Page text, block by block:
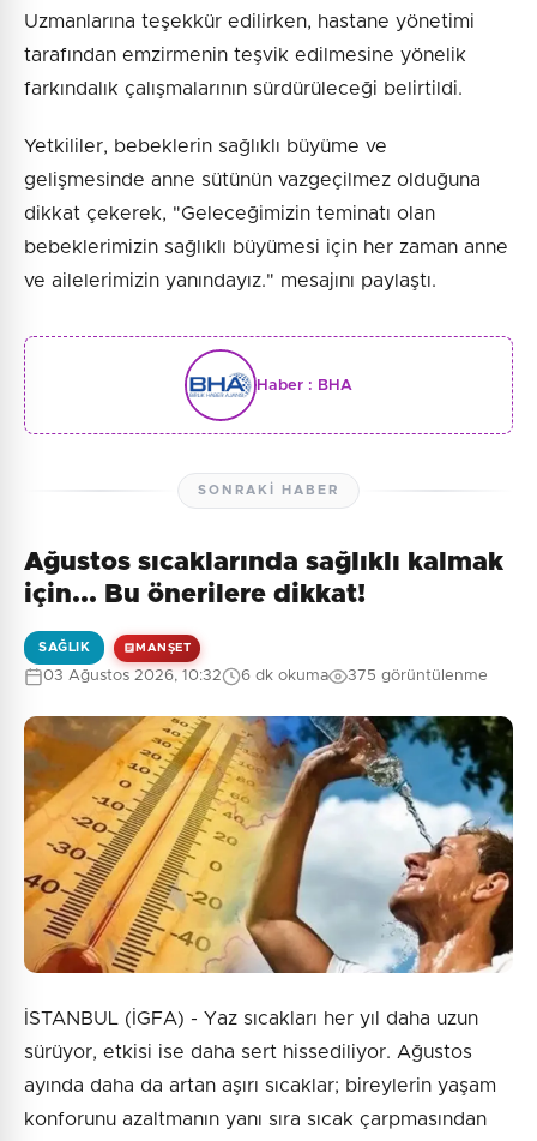
Uzmanlarına teşekkür edilirken, hastane yönetimi
tarafından emzirmenin teşvik edilmesine yönelik
farkındalık çalışmalarının sürdürüleceği belirtildi.
Yetkililer, bebeklerin sağlıklı büyüme ve
gelişmesinde anne sütünün vazgeçilmez olduğuna
dikkat çekerek, "Geleceğimizin teminatı olan
bebeklerimizin sağlıklı büyümesi için her zaman anne
ve ailelerimizin yanındayız." mesajını paylaştı.
Haber : BHA
SONRAKI HABER
Ağustos sıcaklarında sağlıklı kalmak
için... Bu önerilere dikkat!
SAĞLIK MANŞET
03 Ağustos 2026, 10:32 6 dk okuma 375 görüntülenme
İSTANBUL (İGFA) - Yaz sıcakları her yıl daha uzun
sürüyor, etkisi ise daha sert hissediliyor. Ağustos
ayında daha da artan aşırı sıcaklar; bireylerin yaşam
konforunu azaltmanın yanı sıra sıcak çarpmasından